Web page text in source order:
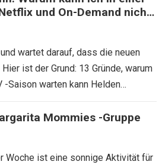
und On-Demand nicht
wartet darauf, dass die neuen
ist der Grund: 13 Gründe, warum
-Saison warten kann Helden…
Mommies -Gruppe
Woche ist eine sonnige Aktivität für